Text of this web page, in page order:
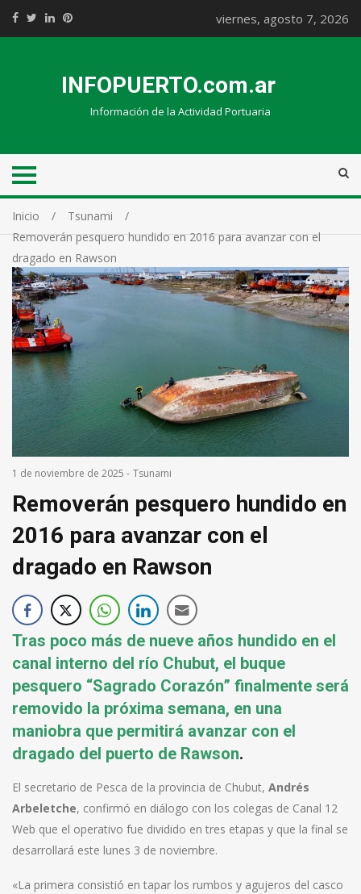
viernes, agosto 7, 2026
INFOPUERTO.com.ar
Información de la Actividad Portuaria
Inicio
Tsunami
Removerán pesquero hundido en 2016 para avanzar con el
dragado en Rawson
1 de noviembre de 2025 - Tsunami
Removerán pesquero hundido en
2016 para avanzar con el
dragado en Rawson
Tras poco más de nueve años hundido en el
canal interno del río Chubut, el buque
pesquero “Sagrado Corazón” finalmente será
removido la próxima semana, en una
maniobra que permitirá avanzar con el
dragado del puerto de Rawson.
El secretario de Pesca de la provincia de Chubut, Andrés
Arbeletche, confirmó en diálogo con los colegas de Canal 12
Web que el operativo fue dividido en tres etapas y que la final se
desarrollará este lunes 3 de noviembre.
«La primera consistió en tapar los rumbos y agujeros del casco